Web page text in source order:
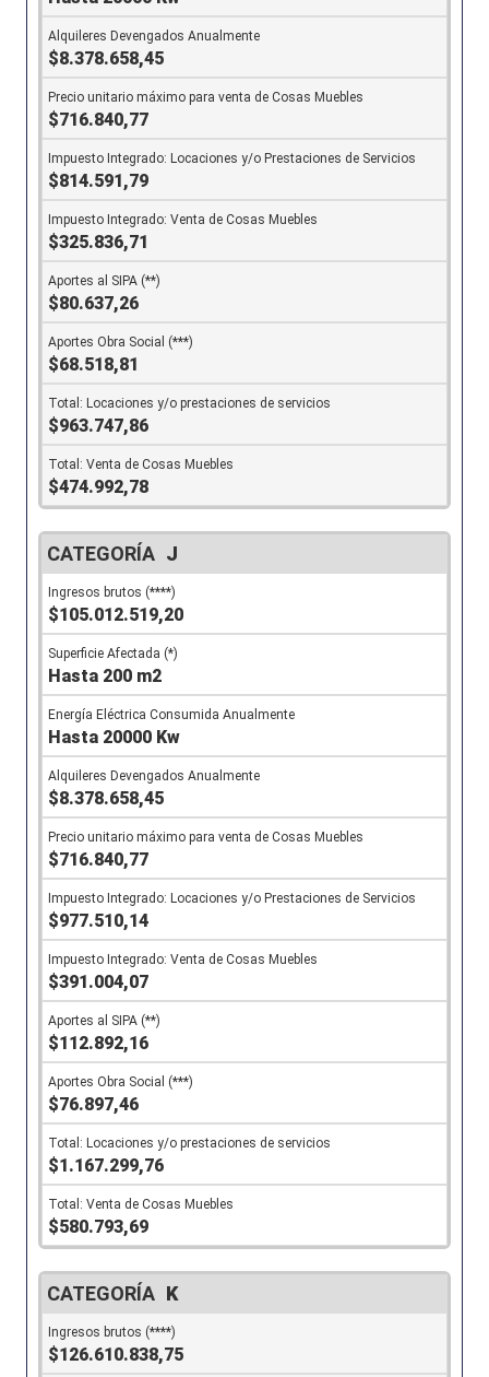
$8.378.658,45
$716.840,77
$814.591,79
$325.836,71
$80.637,26
$68.518,81
$963.747,86
$474.992,78
J
$105.012.519,20
Hasta 200 m2
Hasta 20000 Kw
$8.378.658,45
$716.840,77
$977.510,14
$391.004,07
$112.892,16
$76.897,46
$1.167.299,76
$580.793,69
K
$126.610.838,75